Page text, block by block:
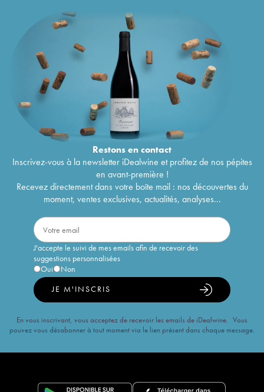
Restons encontact
Inscrivez-vous à la newsletter iDealwine et profitez de nos pépites
en avant-première !
Recevez directement dans votre boîte mail : nos découvertes du
moment, ventes exclusives, actualités, analyses...
J'accepte le suivi de mes emails afin de recevoir des
suggestions personnalisées
Oui
Non
JE M'INSCRIS
En vous inscrivant, vous acceptez de recevoir les emails de iDealwine. Vous
pouvez vous désabonner à tout moment via le lien présent dans chaque message.